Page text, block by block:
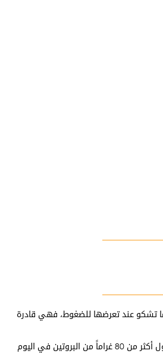
تشكو عند تعرضها للضغوط، فهي قادرة
البروتين. أكل كمية كبيرة من البروتين يزيد العبء على الكليتين لتنقية الدم من يوريا النيتروجين. زيادة الحِمْل على الكلى يسبب انهيارها التدريجي. إذا كان وزنك مثلاً 72 كجم لا يُنصَح بتناول أكثر من 80 غراماً من البروتين في اليوم